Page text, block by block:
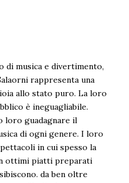
di musica e divertimento,
rappresenta una
allo stato puro. La loro
è ineguagliabile.
loro guadagnare il
di ogni genere. I loro
in cui spesso la
ottimi piatti preparati
da ben oltre